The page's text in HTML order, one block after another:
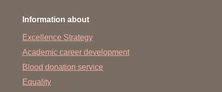
Information about
Excellence Strategy
Academic career development
Blood donation service
Equality